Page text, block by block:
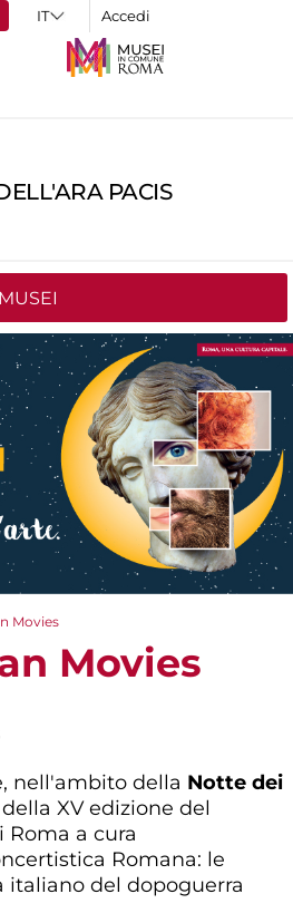
Accedi
PACIS
Movies
Movies
nell'ambito della Notte dei
XV edizione del
Roma a cura
Romana: le
italiano del dopoguerra